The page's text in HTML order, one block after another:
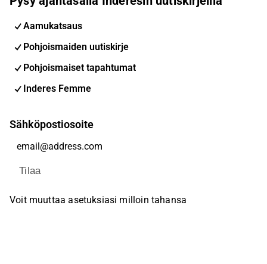
Aamukatsaus
Pohjoismaiden uutiskirje
Pohjoismaiset tapahtumat
Inderes Femme
Sähköpostiosoite
Tilaa
Voit muuttaa asetuksiasi milloin tahansa